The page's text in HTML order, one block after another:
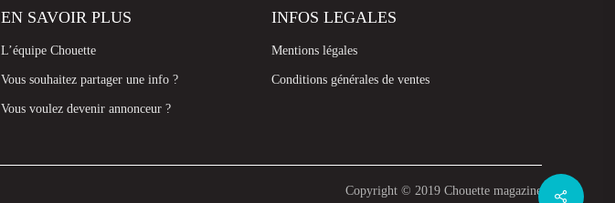
EN SAVOIR PLUS
L’équipe Chouette
Vous souhaitez partager une info ?
Vous voulez devenir annonceur ?
INFOS LEGALES
Mentions légales
Conditions générales de ventes
Copyright © 2019 Chouette magazine Share